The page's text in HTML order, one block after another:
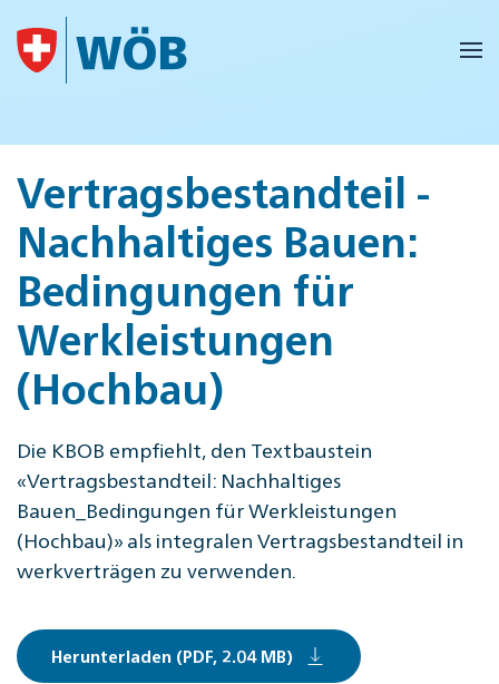
Skip to main content
Vertragsbestandteil -
Nachhaltiges Bauen:
Bedingungen für
Werkleistungen
(Hochbau)
Die KBOB empfiehlt, den Textbaustein
«Vertragsbestandteil: Nachhaltiges
Bauen_Bedingungen für Werkleistungen
(Hochbau)» als integralen Vertragsbestandteil in
werkverträgen zu verwenden.
Herunterladen (PDF, 2.04 MB)